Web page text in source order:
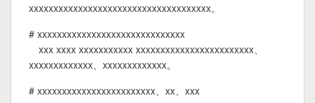
xxxxxxxxxxxxxxxxxxxxxxxxxxxxxxxxxxxxx。
# xxxxxxxxxxxxxxxxxxxxxxxxxxxxxx
xxx xxxx xxxxxxxxxxx xxxxxxxxxxxxxxxxxxxxxxxx、
xxxxxxxxxxxxx、xxxxxxxxxxxxx。
# xxxxxxxxxxxxxxxxxxxxxxxx、xx、xxx